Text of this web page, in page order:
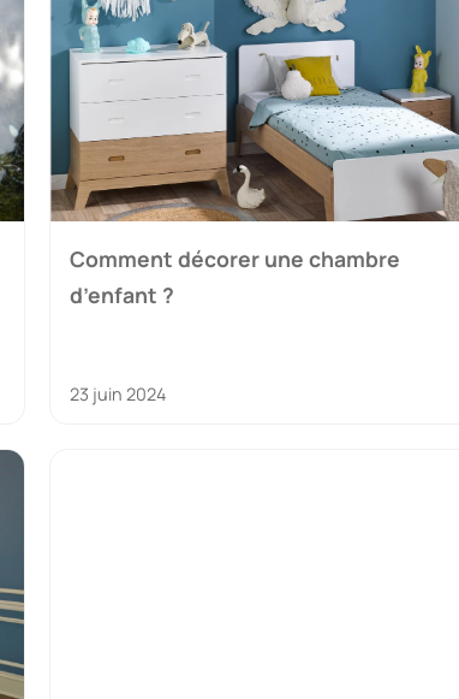
Comment décorer une chambre
d’enfant ?
23 juin 2024